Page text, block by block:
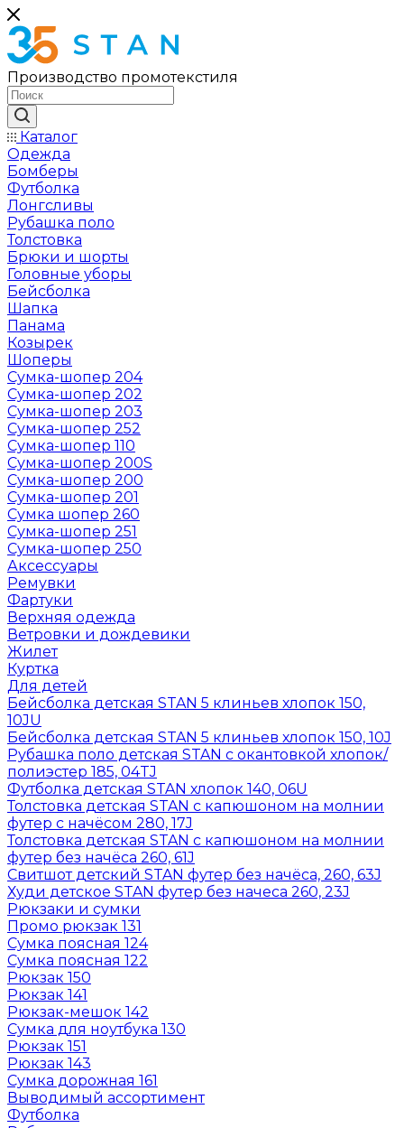
Производство промотекстиля
Каталог
Одежда
Бомберы
Футболка
Лонгсливы
Рубашка поло
Толстовка
Брюки и шорты
Головные уборы
Бейсболка
Шапка
Панама
Козырек
Шоперы
Сумка-шопер 204
Сумка-шопер 202
Сумка-шопер 203
Сумка-шопер 252
Сумка-шопер 110
Сумка-шопер 200S
Сумка-шопер 200
Сумка-шопер 201
Сумка шопер 260
Сумка-шопер 251
Сумка-шопер 250
Аксессуары
Ремувки
Фартуки
Верхняя одежда
Ветровки и дождевики
Жилет
Куртка
Для детей
Бейсболка детская STAN 5 клиньев хлопок 150,
10JU
Бейсболка детская STAN 5 клиньев хлопок 150, 10J
Рубашка поло детская STAN с окантовкой хлопок/
полиэстер 185, 04TJ
Футболка детская STAN хлопок 140, 06U
Толстовка детская STAN с капюшоном на молнии
футер с начёсом 280, 17J
Толстовка детская STAN с капюшоном на молнии
футер без начёса 260, 61J
Свитшот детский STAN футер без начёса, 260, 63J
Худи детское STAN футер без начеса 260, 23J
Рюкзаки и сумки
Промо рюкзак 131
Сумка поясная 124
Сумка поясная 122
Рюкзак 150
Рюкзак 141
Рюкзак-мешок 142
Сумка для ноутбука 130
Рюкзак 151
Рюкзак 143
Сумка дорожная 161
Выводимый ассортимент
Футболка